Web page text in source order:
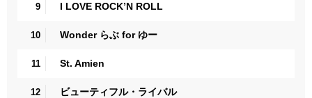
9 I LOVE ROCK’N ROLL
10 Wonder らぶ for ゆー
11 St. Amien
12 ビューティフル・ライバル